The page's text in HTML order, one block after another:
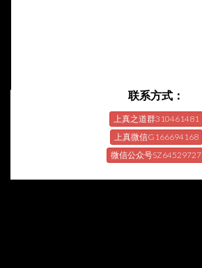
联系方式：
上真之道群310461481
上真微信G166694168
微信公众号SZ64529727